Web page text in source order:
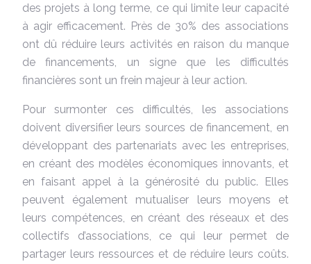
des projets à long terme, ce qui limite leur capacité
à agir efficacement. Près de 30% des associations
ont dû réduire leurs activités en raison du manque
de financements, un signe que les difficultés
financières sont un frein majeur à leur action.
Pour surmonter ces difficultés, les associations
doivent diversifier leurs sources de financement, en
développant des partenariats avec les entreprises,
en créant des modèles économiques innovants, et
en faisant appel à la générosité du public. Elles
peuvent également mutualiser leurs moyens et
leurs compétences, en créant des réseaux et des
collectifs d’associations, ce qui leur permet de
partager leurs ressources et de réduire leurs coûts.